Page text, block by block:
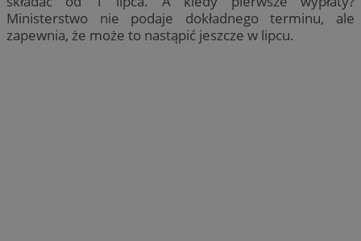
Ministerstwo nie podaje dokładnego terminu, ale
zapewnia, że może to nastąpić jeszcze w lipcu.